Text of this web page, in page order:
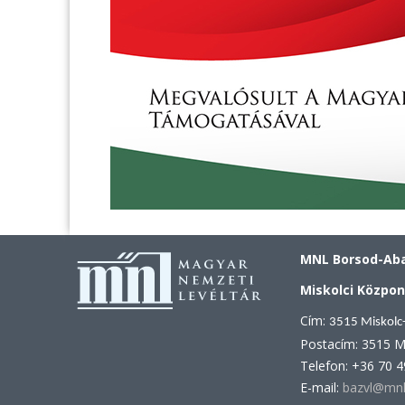
MNL Borsod-
Miskolci
Cím: 3515
Postacím: 3515
Telefon: +36 70
E-mail: